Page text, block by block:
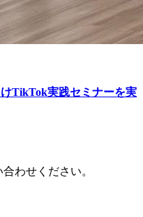
TikTok実践セミナーを実
わせください。